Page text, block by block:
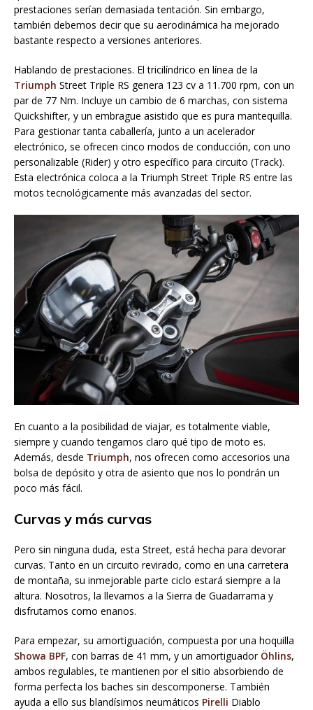
prestaciones serían demasiada tentación. Sin embargo,
también debemos decir que su aerodinámica ha mejorado
bastante respecto a versiones anteriores.
Hablando de prestaciones. El tricilíndrico en línea de la
Triumph Street Triple RS genera 123 cv a 11.700 rpm, con un
par de 77 Nm. Incluye un cambio de 6 marchas, con sistema
Quickshifter, y un embrague asistido que es pura mantequilla.
Para gestionar tanta caballería, junto a un acelerador
electrónico, se ofrecen cinco modos de conducción, con uno
personalizable (Rider) y otro específico para circuito (Track).
Esta electrónica coloca a la Triumph Street Triple RS entre las
motos tecnológicamente más avanzadas del sector.
En cuanto a la posibilidad de viajar, es totalmente viable,
siempre y cuando tengamos claro qué tipo de moto es.
Además, desde Triumph, nos ofrecen como accesorios una
bolsa de depósito y otra de asiento que nos lo pondrán un
poco más fácil.
Curvas y más curvas
Pero sin ninguna duda, esta Street, está hecha para devorar
curvas. Tanto en un circuito revirado, como en una carretera
de montaña, su inmejorable parte ciclo estará siempre a la
altura. Nosotros, la llevamos a la Sierra de Guadarrama y
disfrutamos como enanos.
Para empezar, su amortiguación, compuesta por una hoquilla
Showa BPF, con barras de 41 mm, y un amortiguador Öhlins,
ambos regulables, te mantienen por el sitio absorbiendo de
forma perfecta los baches sin descomponerse. También
ayuda a ello sus blandísimos neumáticos Pirelli Diablo